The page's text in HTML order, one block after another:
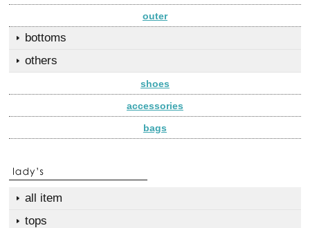
outer
bottoms
others
shoes
accessories
bags
all item
tops